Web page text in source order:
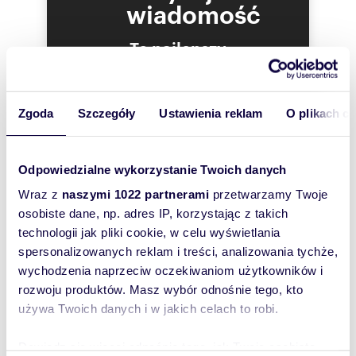
Zgoda Szczegóły Ustawienia reklam O plikach
Odpowiedzialne wykorzystanie Twoich danych
Wraz z naszymi 1022 partnerami przetwarzamy Twoje
osobiste dane, np. adres IP, korzystając z takich
technologii jak pliki cookie, w celu wyświetlania
spersonalizowanych reklam i treści, analizowania tychże,
wychodzenia naprzeciw oczekiwaniom użytkowników i
rozwoju produktów. Masz wybór odnośnie tego, kto
używa Twoich danych i w jakich celach to robi.
Przyziemie: stanowi dużą otwartą przestrzeń z
salą gier, siłownią, itp.
wraz z tarasami, dwie kuchnie (po jednej na
Piętro II: zaaranżowano mieszkania i pokoje z
balkonami.
Piętro III: pokoje, pomieszczenia gospodarcze.
Na terenie obiektu znajduje się pięć garaży, trzy
w bryle budynku, dwa wolnostojące.
technologii tradycyjnej murowanej, Porotherm,
Wykończenie: okna drewniane; podłogi: płytki
ceramiczne, ściany: gładzie, sztukateria;, sufity:
sztukateria. Schody wewnętrzne wyłożone
marmurem, balustrady dekoracyjne wykonane
rzemieślniczo - kute ręcznie.
Media: ogrzewanie i ciepła woda: piec gazowy
dwufunkcyjny. Gaz: miejski, kanalizacja,
domofon, TV.
Zagospodarowanie terenu: posesja z licznymi
częściowo murem z tralkami ozdobnymi, oraz
wiadomość
To najlepszy
właściciel
oferty
szybko się z
skontaktował!